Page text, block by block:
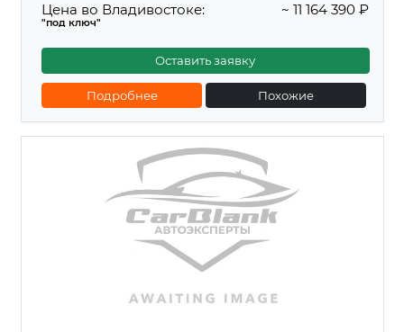
Цена во Владивостоке:
"под ключ"
~ 11 164 390 ₽
Оставить заявку
Подробнее Похожие